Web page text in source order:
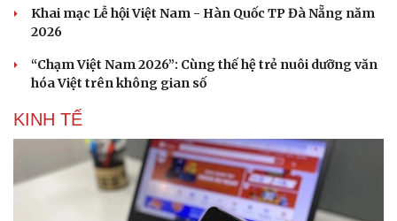
Khai mạc Lễ hội Việt Nam - Hàn Quốc TP Đà Nẵng năm
2026
“Chạm Việt Nam 2026”: Cùng thế hệ trẻ nuôi dưỡng văn
hóa Việt trên không gian số
KINH TẾ